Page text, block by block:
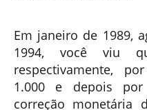
Em janeiro de 1989,
1994, você viu
respectivamente,
1.000 e depois
correção monetária